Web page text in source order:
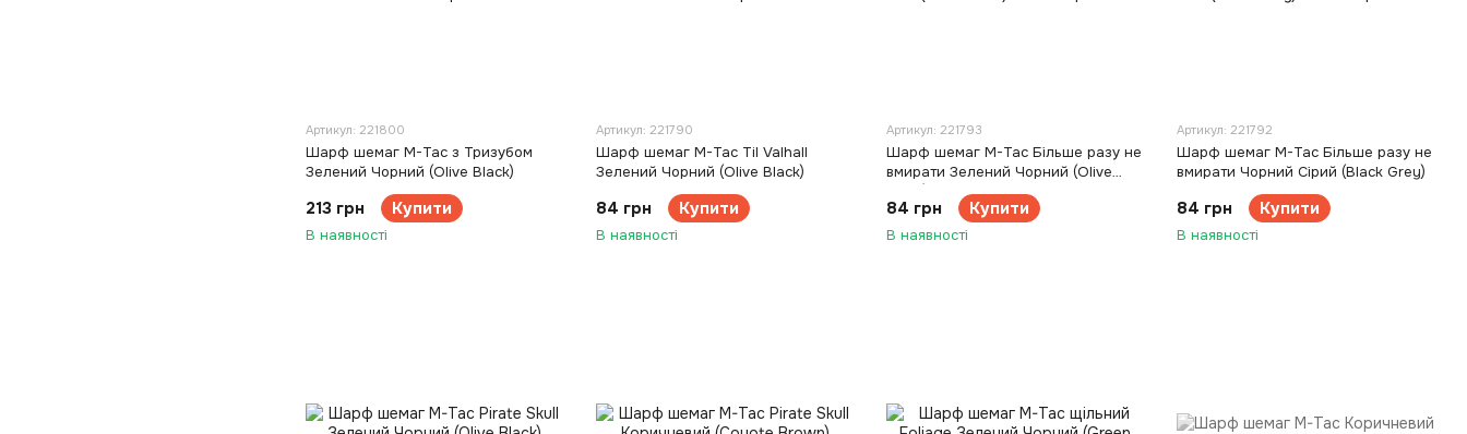
Артикул: 221800
Шарф шемаг M-Tac з Тризубом
Зелений Чорний (Olive Black)
213 грн Купити
В наявності
Артикул: 221790
Шарф шемаг M-Tac Til Valhall
Зелений Чорний (Olive Black)
84 грн Купити
В наявності
Артикул: 221793
Шарф шемаг M-Tac Більше разу не
вмирати Зелений Чорний (Olive
84 грн Купити
В наявності
Артикул: 221792
Шарф шемаг M-Tac Більше разу не
вмирати Чорний Сірий (Black Grey)
84 грн Купити
В наявності